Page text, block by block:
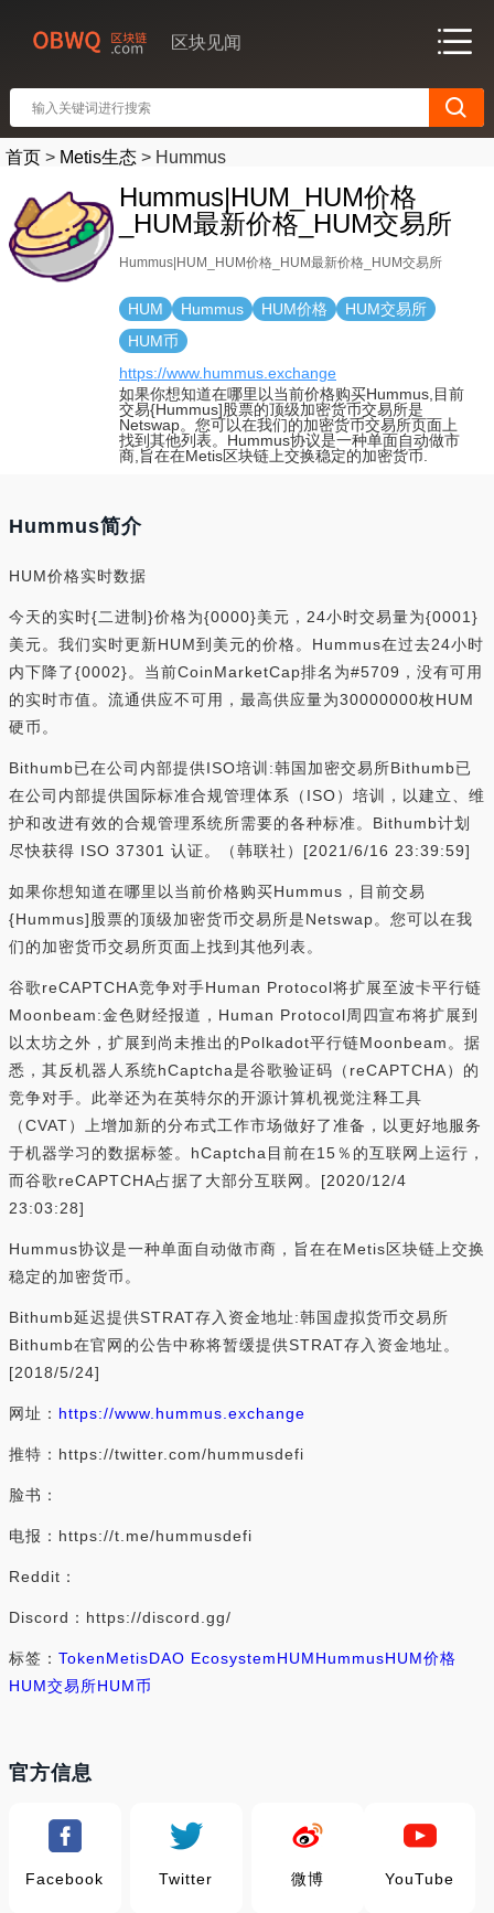
区块见闻
首页 > Metis生态 > Hummus
Hummus|HUM_HUM价格
_HUM最新价格_HUM交易所
Hummus|HUM_HUM价格_HUM最新价格_HUM交易所
HUM Hummus HUM价格
HUM交易所
HUM币
https://www.hummus.exchange
如果你想知道在哪里以当前价格购买Hummus,目前
交易{Hummus]股票的顶级加密货币交易所是
Netswap。您可以在我们的加密货币交易所页面上
找到其他列表。Hummus协议是一种单面自动做市
商,旨在在Metis区块链上交换稳定的加密货币.
Hummus简介
HUM价格实时数据
今天的实时{二进制}价格为{0000}美元，24小时交易量为{0001}
美元。我们实时更新HUM到美元的价格。Hummus在过去24小时
内下降了{0002}。当前CoinMarketCap排名为#5709，没有可用
的实时市值。流通供应不可用，最高供应量为30000000枚HUM
硬币。
Bithumb已在公司内部提供ISO培训:韩国加密交易所Bithumb已
在公司内部提供国际标准合规管理体系（ISO）培训，以建立、维
护和改进有效的合规管理系统所需要的各种标准。Bithumb计划
尽快获得 ISO 37301 认证。（韩联社）[2021/6/16 23:39:59]
如果你想知道在哪里以当前价格购买Hummus，目前交易
{Hummus]股票的顶级加密货币交易所是Netswap。您可以在我
们的加密货币交易所页面上找到其他列表。
谷歌reCAPTCHA竞争对手Human Protocol将扩展至波卡平行链
Moonbeam:金色财经报道，Human Protocol周四宣布将扩展到
以太坊之外，扩展到尚未推出的Polkadot平行链Moonbeam。据
悉，其反机器人系统hCaptcha是谷歌验证码（reCAPTCHA）的
竞争对手。此举还为在英特尔的开源计算机视觉注释工具
（CVAT）上增加新的分布式工作市场做好了准备，以更好地服务
于机器学习的数据标签。hCaptcha目前在15％的互联网上运行，
而谷歌reCAPTCHA占据了大部分互联网。[2020/12/4
23:03:28]
Hummus协议是一种单面自动做市商，旨在在Metis区块链上交换
稳定的加密货币。
Bithumb延迟提供STRAT存入资金地址:韩国虚拟货币交易所
Bithumb在官网的公告中称将暂缓提供STRAT存入资金地址。
[2018/5/24]
网址： https://www.hummus.exchange
推特：https://twitter.com/hummusdefi
脸书：
电报：https://t.me/hummusdefi
Reddit：
Discord：https://discord.gg/
标签： TokenMetisDAO EcosystemHUMHummusHUM价格
HUM交易所HUM币
官方信息
Facebook Twitter 微博 YouTube